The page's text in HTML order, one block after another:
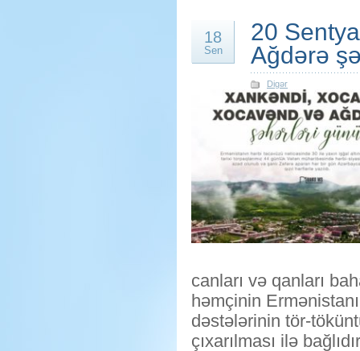
18
Sen
20
Ağdərə
Digər
canları və qanları
həmçinin
dəstələrinin tör-
çıxarılması ilə